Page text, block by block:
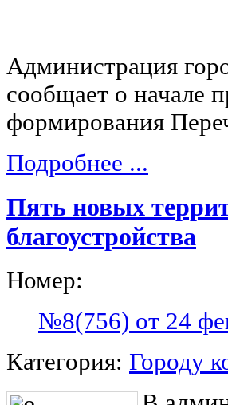
Администрация
сообщает о начале
формирования
Подробнее ...
Пять новых
благоустройства
Номер:
№8(756) от 24
Категория: Городу